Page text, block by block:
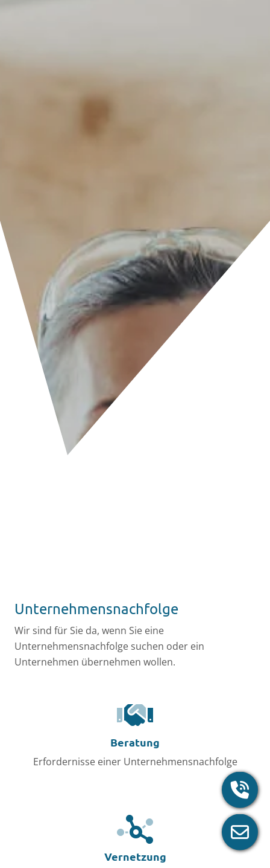
Unternehmensnachfolge
Wir sind für Sie da, wenn Sie eine
Unternehmensnachfolge suchen oder ein
Unternehmen übernehmen wollen.
Beratung
Erfordernisse einer Unternehmensnachfolge
Vernetzung